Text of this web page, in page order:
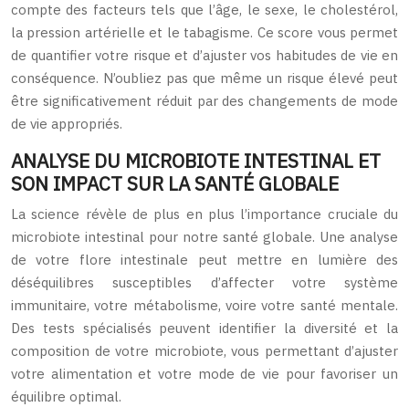
compte des facteurs tels que l’âge, le sexe, le cholestérol,
la pression artérielle et le tabagisme. Ce score vous permet
de quantifier votre risque et d’ajuster vos habitudes de vie en
conséquence. N’oubliez pas que même un risque élevé peut
être significativement réduit par des changements de mode
de vie appropriés.
ANALYSE DU MICROBIOTE INTESTINAL ET
SON IMPACT SUR LA SANTÉ GLOBALE
La science révèle de plus en plus l’importance cruciale du
microbiote intestinal pour notre santé globale. Une analyse
de votre flore intestinale peut mettre en lumière des
déséquilibres susceptibles d’affecter votre système
immunitaire, votre métabolisme, voire votre santé mentale.
Des tests spécialisés peuvent identifier la diversité et la
composition de votre microbiote, vous permettant d’ajuster
votre alimentation et votre mode de vie pour favoriser un
équilibre optimal.